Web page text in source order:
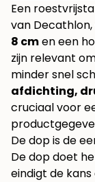
Een
van
8 cmen een
zijn relevant
minder snel
afdichting,
cruciaal voor
De dop is de
De dop doet
eindigt de